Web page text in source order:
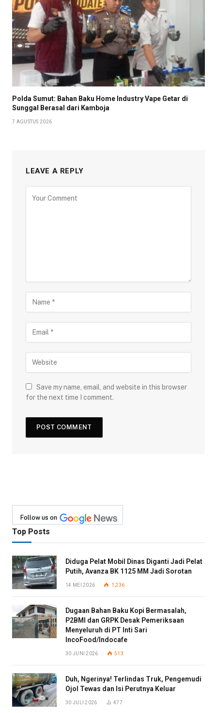
Polda Sumut: Bahan Baku Home Industry Vape Getar di
Sunggal Berasal dari Kamboja
7 AGUSTUS 2026
LEAVE A REPLY
Save my name, email, and website in this browser
for the next time I comment.
Follow us on
Top Posts
Diduga Pelat Mobil Dinas Diganti Jadi Pelat
Putih, Avanza BK 1125 MM Jadi Sorotan
14 MEI 2026 1,236
Dugaan Bahan Baku Kopi Bermasalah,
P2BMI dan GRPK Desak Pemeriksaan
Menyeluruh di PT Inti Sari
IncoFood/Indocafe
30 JUNI 2026 513
Duh, Ngerinya! Terlindas Truk, Pengemudi
Ojol Tewas dan Isi Perutnya Keluar
30 JULI 2026 477